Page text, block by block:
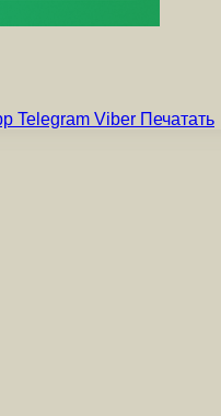
Telegram Viber Печатать